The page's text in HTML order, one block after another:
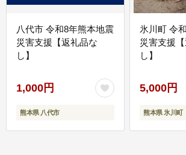
八代市 令和8年熊本地震
災害支援【返礼品な
し】
1,000円
熊本県 八代市
氷川町 令
災害支援
し】
5,000円
熊本県 氷川町